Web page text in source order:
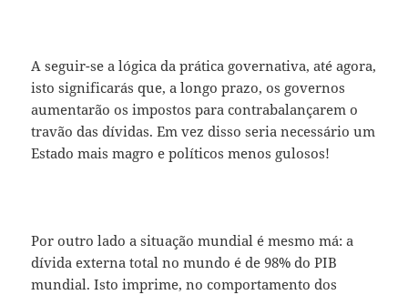
A seguir-se a lógica da prática governativa, até agora,
isto significarás que, a longo prazo, os governos
aumentarão os impostos para contrabalançarem o
travão das dívidas. Em vez disso seria necessário um
Estado mais magro e políticos menos gulosos!
Por outro lado a situação mundial é mesmo má: a
dívida externa total no mundo é de 98% do PIB
mundial. Isto imprime, no comportamento dos